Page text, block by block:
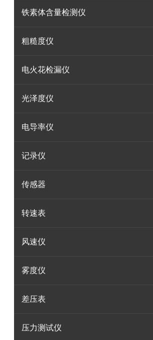
铁素体含量检测仪
粗糙度仪
电火花检漏仪
光泽度仪
电导率仪
记录仪
传感器
转速表
风速仪
雾度仪
差压表
压力测试仪